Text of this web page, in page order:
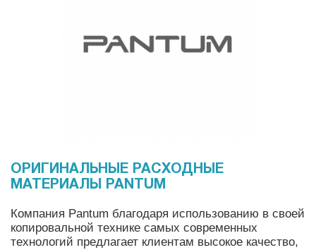
ОРИГИНАЛЬНЫЕ РАСХОДНЫЕ
МАТЕРИАЛЫ PANTUM
Компания Pantum благодаря использованию в своей
копировальной технике самых современных
технологий предлагает клиентам высокое качество,